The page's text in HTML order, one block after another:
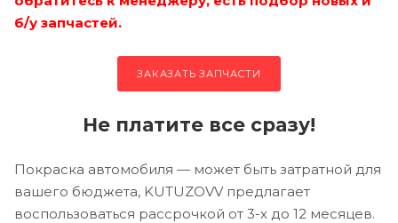
б/у запчастей.
ЗАКАЗАТЬ ЗАПЧАСТИ
Не платите все сразу!
Покраска автомобиля — может быть затратной для
вашего бюджета, KUTUZOVV предлагает
воспользоваться рассрочкой от 3-х до 12 месяцев.